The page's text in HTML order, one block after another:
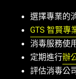
選擇專業的
GTS 智賢專
消毒服務使
定期進行辦
評估消毒公